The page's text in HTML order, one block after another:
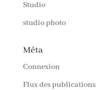
Studio
studio photo
Méta
Connexion
Flux des publications